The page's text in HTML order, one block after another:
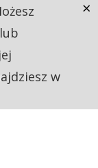
w
×